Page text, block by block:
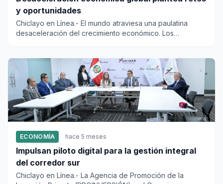
y oportunidades
Chiclayo en Línea.- El mundo atraviesa una paulatina
desaceleración del crecimiento económico. Los
ECONOMÍA hace 5 meses
Impulsan piloto digital para la gestión integral
del corredor sur
Chiclayo en Línea.- La Agencia de Promoción de la